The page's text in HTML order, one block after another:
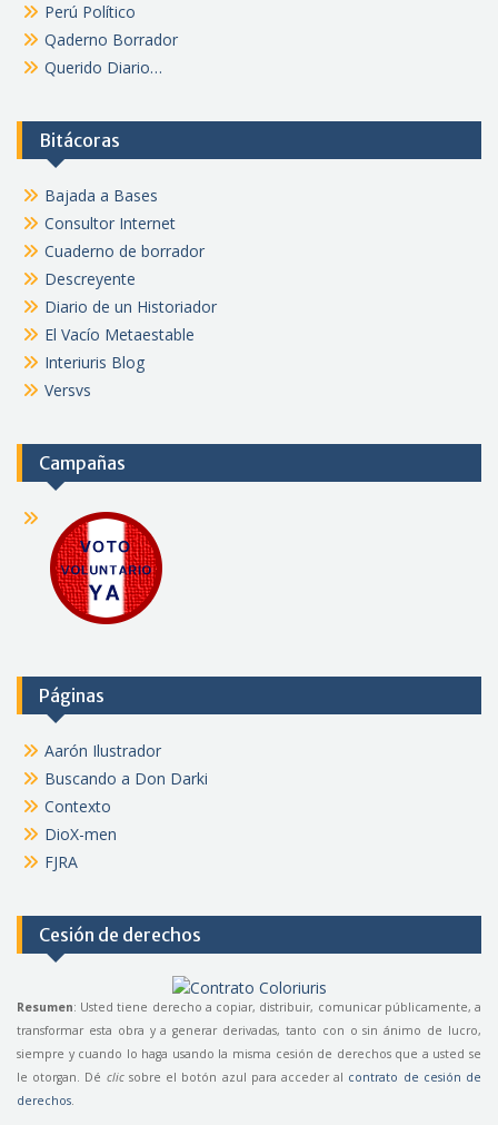
Perú Político
Qaderno Borrador
Querido Diario…
Bitácoras
Bajada a Bases
Consultor Internet
Cuaderno de borrador
Descreyente
Diario de un Historiador
El Vacío Metaestable
Interiuris Blog
Versvs
Campañas
Páginas
Aarón Ilustrador
Buscando a Don Darki
Contexto
DioX-men
FJRA
Cesión de derechos
Resumen: Usted tiene derecho a copiar, distribuir, comunicar públicamente, a
transformar esta obra y a generar derivadas, tanto con o sin ánimo de lucro,
siempre y cuando lo haga usando la misma cesión de derechos que a usted se
le otorgan. Dé clicsobre el botón azul para acceder al contrato de cesión de
derechos